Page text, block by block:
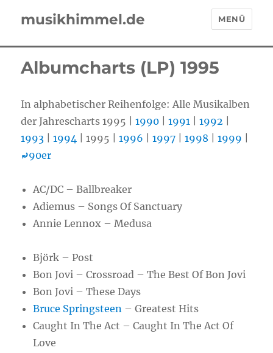
musikhimmel.de MENÜ
Albumcharts (LP) 1995
In alphabetischer Reihenfolge: Alle Musikalben
der Jahrescharts 1995 |1990 |1991 |1992
1993 |1994 | 1995 |1996 |1997 |1998 |1999
⤾90er
AC/DC – Ballbreaker
Adiemus – Songs Of Sanctuary
Annie Lennox – Medusa
Björk – Post
Bon Jovi – Crossroad – The Best Of Bon Jovi
Bon Jovi – These Days
Bruce Springsteen – Greatest Hits
Caught In The Act – Caught In The Act Of
Love